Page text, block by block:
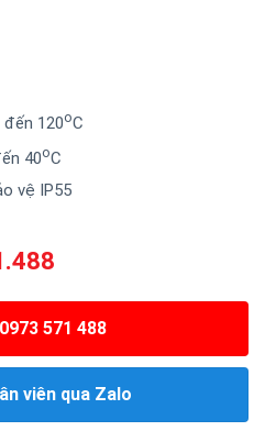
đến 120oC
40oC
vệ IP55
571 488
viên qua Zalo